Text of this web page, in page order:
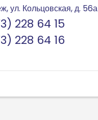
ул. Кольцовская, д. 56а
228 64 15
228 64 16